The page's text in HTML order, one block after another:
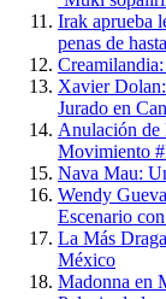
Irak aprueba
penas de
Xavier
Jurado en
Anulación de
Movimiento
Nava Mau:
Wendy
Escenario
La Más
México
Madonna en